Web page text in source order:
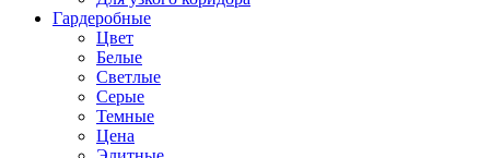
Гардеробные
Цвет
Белые
Светлые
Серые
Темные
Цена